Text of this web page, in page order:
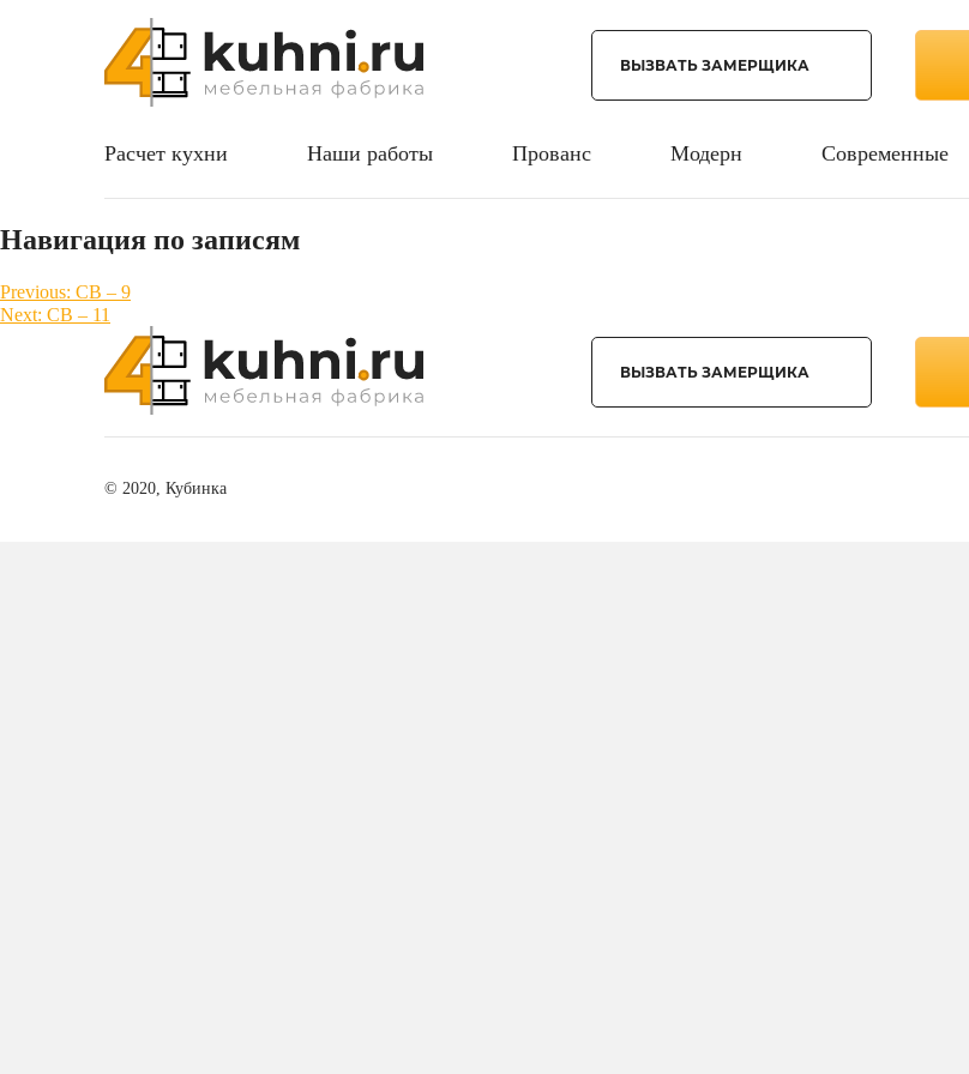
ВЫЗВАТЬ ЗАМЕРЩИКА
Расчет кухни Наши работы Прованс Модерн Современные
Навигация по записям
Previous: СВ – 9
Next: СВ – 11
ВЫЗВАТЬ ЗАМЕРЩИКА
© 2020, Кубинка